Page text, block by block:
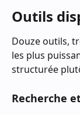
Outils
Douze outils,
les plus
structurée
Recherche